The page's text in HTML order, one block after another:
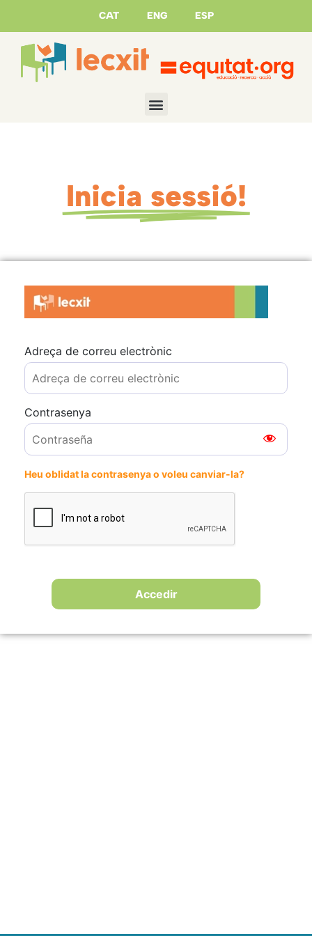
CAT ENG ESP
Inicia sessió!
Adreça de correu electrònic
Contrasenya
Heu oblidat la contrasenya o voleu canviar-la?